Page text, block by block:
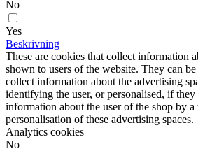
No
Yes
Beskrivning
These are cookies that collect information
shown to users of the website. They can
collect information about the advertising
identifying the user, or personalised, if they
information about the user of the shop by
personalisation of these advertising spaces.
Analytics cookies
No